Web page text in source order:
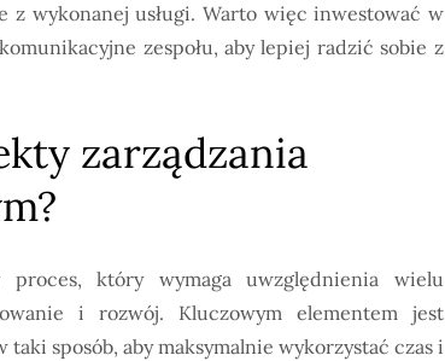
z wykonanej usługi. Warto więc inwestować w
zespołu, aby lepiej radzić sobie z
zarządzania
proces, który wymaga uwzględnienia wielu
i rozwój. Kluczowym elementem jest
sposób, aby maksymalnie wykorzystać czas i